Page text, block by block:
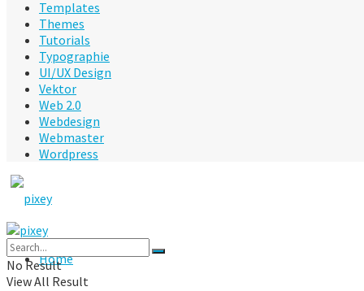
Templates
Themes
Tutorials
Typographie
UI/UX Design
Vektor
Web 2.0
Webdesign
Webmaster
Wordpress
Home
No Result
View All Result